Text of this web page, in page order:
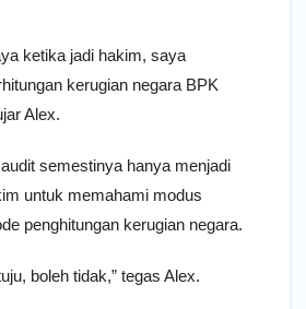
ketika jadi hakim, saya
kerugian negara BPK
Alex.
semestinya hanya menjadi
untuk memahami modus
penghitungan kerugian negara.
boleh tidak,” tegas Alex.